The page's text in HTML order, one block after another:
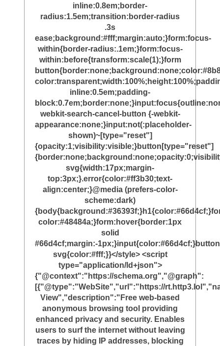
inline:0.8em;border-
radius:1.5em;transition:border-radius
.3s
ease;background:#fff;margin:auto;}form:focus-
within{border-radius:.1em;}form:focus-
within:before{transform:scale(1);}form
inline:0.5em;padding-
webkit-search-cancel-button {-webkit-
appearance:none;}input:not(:placeholder-
shown)~[type="reset"]
{opacity:1;visibility:visible;}button[type="reset"]
svg{width:17px;margin-
top:3px;}.error{color:#ff3b30;text-
align:center;}@media (prefers-color-
scheme:dark)
color:#48484a;}form:hover{border:1px
solid
#66d4cf;margin:-1px;}input{color:#66d4cf;}button
svg{color:#fff;}}</style> <script
type="application/ld+json">
{"@context":"https://schema.org","@graph":
[{"@type":"WebSite","url":"https://
View","description":"Free web-based
anonymous browsing tool providing
enhanced privacy and security. Enables
users to surf the internet without leaving
traces by hiding IP addresses, blocking